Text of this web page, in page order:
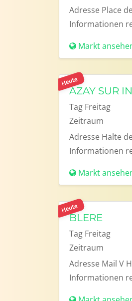
Adresse Place
Informationen
Markt
Heute
AZAY SUR
Tag Freitag
Zeitraum
Adresse Halte
Informationen
Markt
Heute
BLERE
Tag Freitag
Zeitraum
Adresse Mail V
Informationen